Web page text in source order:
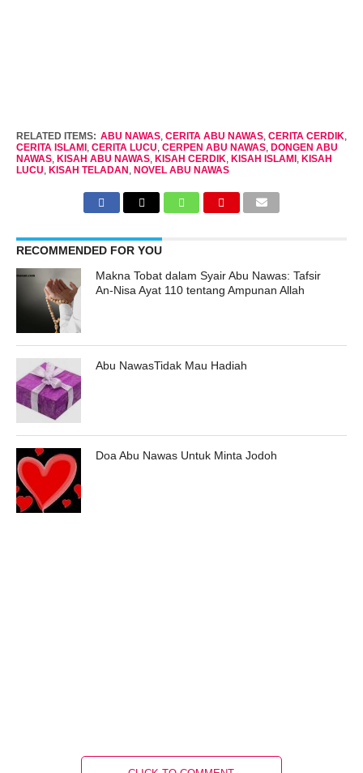
RELATED ITEMS: ABU NAWAS, CERITA ABU NAWAS, CERITA CERDIK,
CERITA ISLAMI , CERITA LUCU, CERPEN ABU NAWAS, DONGEN ABU
NAWAS, KISAH ABU NAWAS, KISAH CERDIK, KISAH ISLAMI , KISAH
LUCU, KISAH TELADAN , NOVEL ABU NAWAS
RECOMMENDED FOR YOU
Makna Tobat dalam Syair Abu Nawas: Tafsir
An-Nisa Ayat 110 tentang Ampunan Allah
Abu NawasTidak Mau Hadiah
Doa Abu Nawas Untuk Minta Jodoh